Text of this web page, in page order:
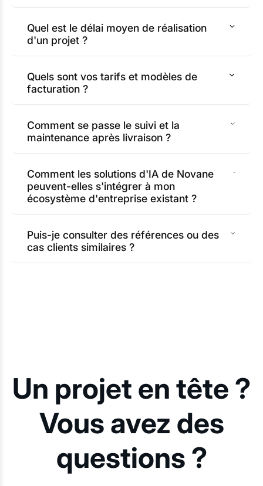
Quel est le délai moyen de réalisation
d'un projet ?
Quels sont vos tarifs et modèles de
facturation ?
Comment se passe le suivi et la
maintenance après livraison ?
Comment les solutions d'IA de Novane
peuvent-elles s'intégrer à mon
écosystème d'entreprise existant ?
Puis-je consulter des références ou des
cas clients similaires ?
Un projet en tête ?
Vous avez des
questions ?